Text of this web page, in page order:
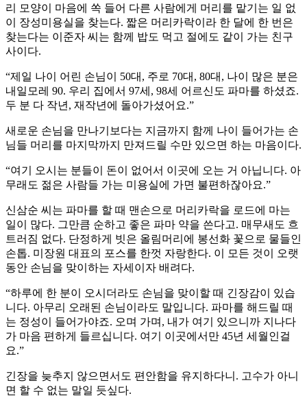
리 모양이 마음에 쏙 들어 다른 사람에게 머리를 맡기는 일 없
이 장성미용실을 찾는다. 짧은 머리카락이라 한 달에 한 번은
찾는다는 이준자 씨는 함께 밥도 먹고 절에도 같이 가는 친구
사이다.
“제일 나이 어린 손님이 50대, 주로 70대, 80대, 나이 많은 분은
내일모레 90. 우리 집에서 97세, 98세 어르신도 파마를 하셨죠.
두 분 다 작년, 재작년에 돌아가셨어요.”
새로운 손님을 만나기보다는 지금까지 함께 나이 들어가는 손
님들 머리를 마지막까지 만져드릴 수만 있으면 하는 마음이다.
“여기 오시는 분들이 돈이 없어서 이곳에 오는 거 아닙니다. 아
무래도 젊은 사람들 가는 미용실에 가면 불편하잖아요.”
신삼순 씨는 파마를 할 때 맨손으로 머리카락을 로드에 마는
일이 많다. 그만큼 순하고 좋은 파마 약을 쓴다고. 매무새도 흐
트러짐 없다. 단정하게 빗은 올림머리에 봉선화 꽃으로 물들인
손톱. 미장원 대표의 포스를 한껏 자랑한다. 이 모든 것이 오랫
동안 손님을 맞이하는 자세이자 배려다.
“하루에 한 분이 오시더라도 손님을 맞이할 때 긴장감이 있습
니다. 아무리 오래된 손님이라도 말입니다. 파마를 해드릴 때
는 정성이 들어가야죠. 오며 가며, 내가 여기 있으니까 지나다
가 마음 편하게 들르십니다. 여기 이곳에서만 45년 세월인걸
요.”
긴장을 늦추지 않으면서도 편안함을 유지하다니. 고수가 아니
면 할 수 없는 말일 듯싶다.